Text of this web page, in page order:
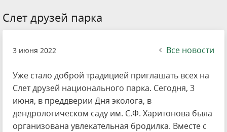
Слет друзей парка
3 июня 2022 Все новости
Уже стало доброй традицией приглашать всех на
Слет друзей национального парка. Сегодня, 3
июня, в преддверии Дня эколога, в
дендрологическом саду им. С.Ф. Харитонова была
организована увлекательная бродилка. Вместе с